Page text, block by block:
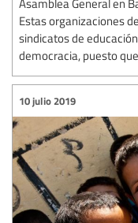
Asamblea General en
Estas organizaciones
sindicatos de
democracia, puesto
10 julio 2019